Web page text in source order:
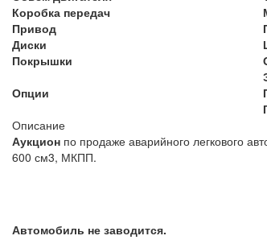
Коробка передач
Привод
Диски
Покрышки
Опции
Описание
Аукцион по продаже аварийного легкового
600 см3, МКПП.
Автомобиль не заводится.